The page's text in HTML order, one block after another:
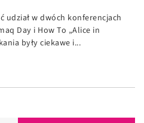
udział w dwóch konferencjach
Day i How To „Alice in
były ciekawe i...